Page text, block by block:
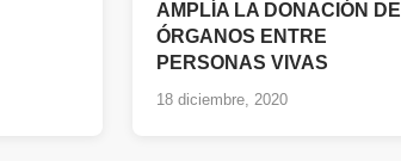
AMPLÍA LA DONACIÓN DE
ÓRGANOS ENTRE
PERSONAS VIVAS
18 diciembre, 2020